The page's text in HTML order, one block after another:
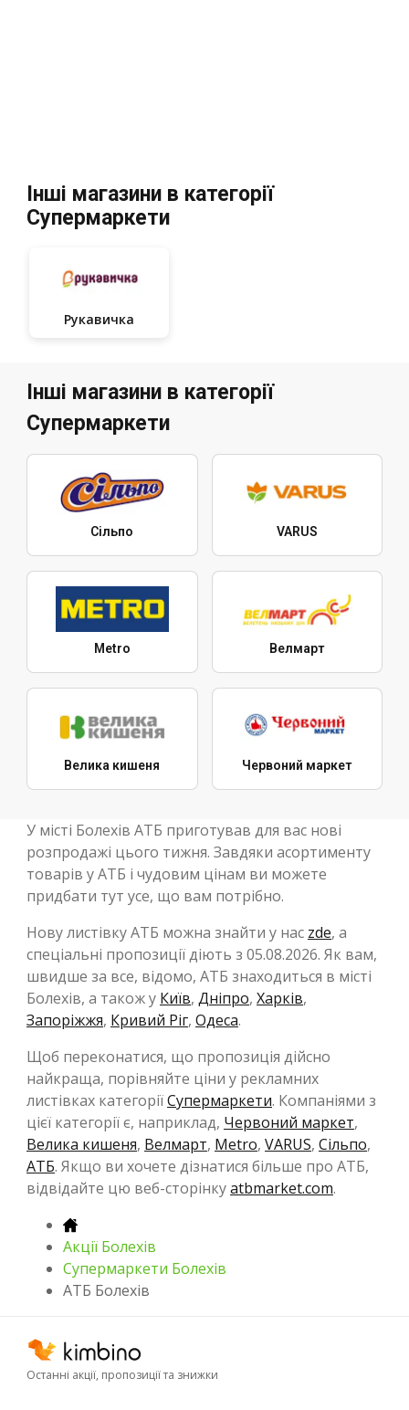
Інші магазини в категорії
Супермаркети
Рукавичка
Інші магазини в категорії
Супермаркети
Сільпо VARUS
Metro Велмарт
Велика кишеня Червоний маркет
У місті Болехів АТБ приготував для вас нові
розпродажі цього тижня. Завдяки асортименту
товарів у АТБ і чудовим цінам ви можете
придбати тут усе, що вам потрібно.
Нову листівку АТБ можна знайти у нас zde, а
спеціальні пропозиції діють з 05.08.2026. Як вам,
швидше за все, відомо, АТБ знаходиться в місті
Болехів, а також у Київ, Дніпро, Харків,
Запоріжжя, Кривий Ріг, Одеса.
Щоб переконатися, що пропозиція дійсно
найкраща, порівняйте ціни у рекламних
листівках категоріїСупермаркети. Компаніями з
цієї категорії є, наприклад, Червоний маркет,
Велика кишеня, Велмарт, Metro, VARUS, Сільпо,
АТБ. Якщо ви хочете дізнатися більше про АТБ,
відвідайте цю веб-сторінкуatbmarket.com.
Акції Болехів
Супермаркети Болехів
АТБ Болехів
Останні акції, пропозиції та знижки